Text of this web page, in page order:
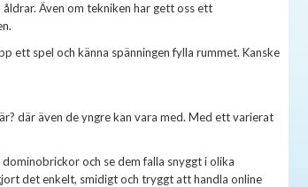
Även om tekniken har gett oss ett
ett spel och känna spänningen fylla rummet. Kanske
där även de yngre kan vara med. Med ett varierat
och se dem falla snyggt i olika
det enkelt, smidigt och tryggt att handla online